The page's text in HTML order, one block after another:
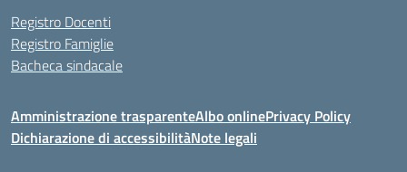
Registro Docenti
Registro Famiglie
Bacheca sindacale
Amministrazione trasparenteAlbo onlinePrivacy Policy
Dichiarazione di accessibilitàNote legali